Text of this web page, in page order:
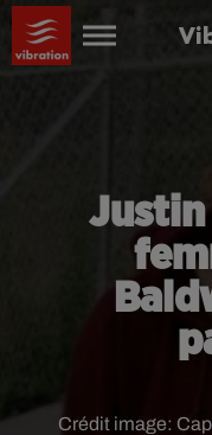
Justin
Crédit image: